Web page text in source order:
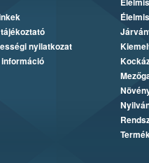
nyilatkozat